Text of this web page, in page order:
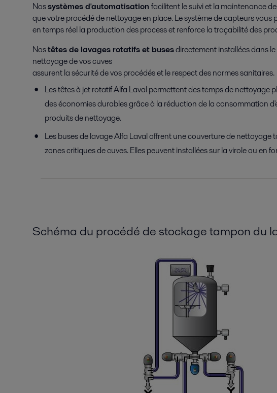
Nossystèmes d'automatisation facilitentle suivi et la maintenance
que votre procédé de nettoyage en place. Le système de capteurs vous
en temps réel la production des process et renforce la traçabilité des
Nostêtes de lavages rotatifs et busesdirectement installées dans
nettoyage de vos cuves
assurent la sécurité de vos procédés et le respect des normes sanitaires.
Les têtes à jet rotatif Alfa Laval permettent des temps de nettoyage
des économies durables grâce à la réduction de la consommation
produits de nettoyage.
Les buses de lavage Alfa Laval offrent une couverture de nettoyage
zones critiques de cuves. Elles peuvent installées sur la virole ou en
Schéma du procédé de stockage tampon du